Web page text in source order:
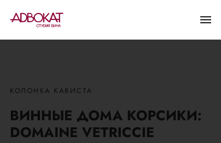
КОЛОНКА КАВИСТА
ВИННЫЕ ДОМА КОРСИКИ:
DOMAINE VETRICCIE